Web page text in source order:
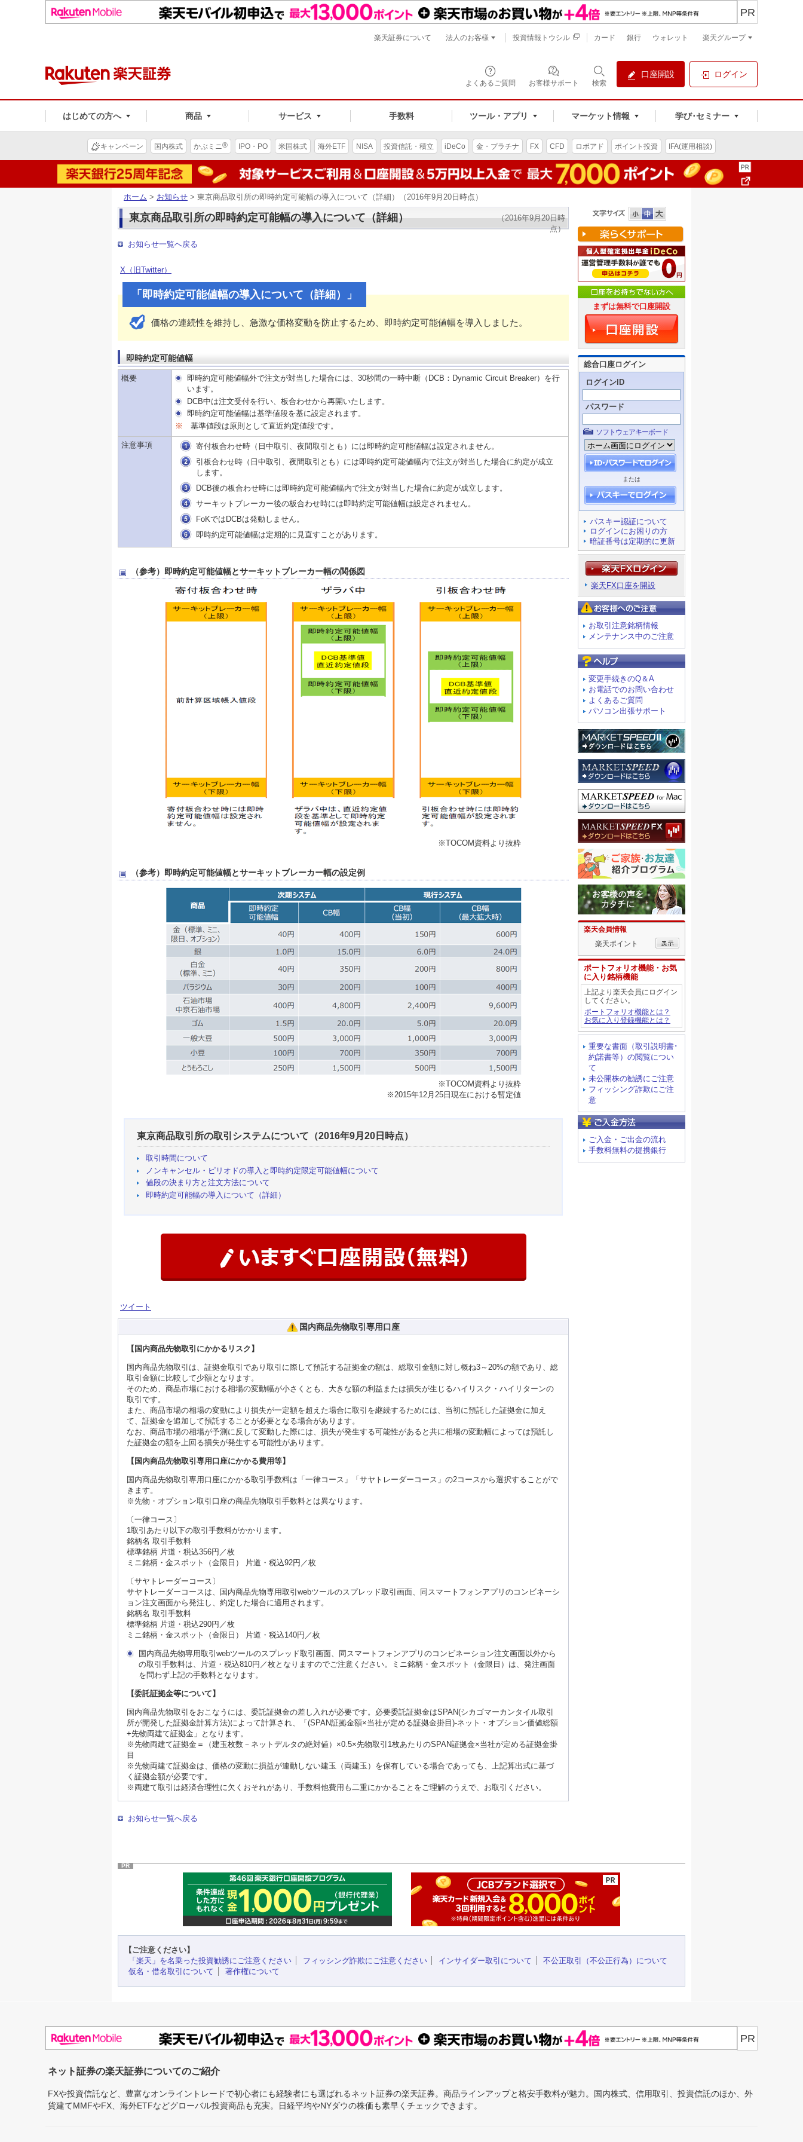
よくあるご質問 お客様サポート 検索
口座開設 ログイン
はじめての方へ 商品 サービス 手数料 ツール・アプリ マーケット情報 学び･セミナー
PR
楽天証券について 法人のお客様 投資情報トウシル カード 銀行 ウォレット 楽天グループ
キャンペーン 国内株式 かぶミニ® IPO・PO 米国株式 海外ETF NISA 投資信託・積立 iDeCo 金・プラチナ FX CFD ロボアド ポイント投資 IFA(運用相談)
ホーム > お知らせ > 東京商品取引所の即時約定可能幅の導入について（詳細）（2016年9月20日時点）
東京商品取引所の即時約定可能幅の導入について（詳細）
（2016年9月20日時
点）
お知らせ一覧へ戻る
X（旧Twitter）
「即時約定可能値幅の導入について（詳細）」
価格の連続性を維持し、急激な価格変動を防止するため、即時約定可能値幅を導入しました。
即時約定可能値幅
概要
即時約定可能値幅外で注文が対当した場合には、30秒間の一時中断（DCB：Dynamic Circuit Breaker）を行
います。
DCB中は注文受付を行い、板合わせから再開いたします。
即時約定可能値幅は基準値段を基に設定されます。
※
基準値段は原則として直近約定値段です。
注意事項
寄付板合わせ時（日中取引、夜間取引とも）には即時約定可能値幅は設定されません。
引板合わせ時（日中取引、夜間取引とも）には即時約定可能値幅内で注文が対当した場合に約定が成立
します。
DCB後の板合わせ時には即時約定可能値幅内で注文が対当した場合に約定が成立します。
サーキットブレーカー後の板合わせ時には即時約定可能値幅は設定されません。
FoKではDCBは発動しません。
即時約定可能値幅は定期的に見直すことがあります。
（参考）即時約定可能値幅とサーキットブレーカー幅の関係図
※TOCOM資料より抜粋
（参考）即時約定可能値幅とサーキットブレーカー幅の設定例
※TOCOM資料より抜粋
※2015年12月25日現在における暫定値
東京商品取引所の取引システムについて（2016年9月20日時点）
取引時間について
ノンキャンセル・ピリオドの導入と即時約定限定可能値幅について
値段の決まり方と注文方法について
即時約定可能幅の導入について（詳細）
ツイート
国内商品先物取引専用口座
【国内商品先物取引にかかるリスク】
国内商品先物取引は、証拠金取引であり取引に際して預託する証拠金の額は、総取引金額に対し概ね3～20%の額であり、総
取引金額に比較して少額となります。
そのため、商品市場における相場の変動幅が小さくとも、大きな額の利益または損失が生じるハイリスク・ハイリターンの
取引です。
また、商品市場の相場の変動により損失が一定額を超えた場合に取引を継続するためには、当初に預託した証拠金に加え
て、証拠金を追加して預託することが必要となる場合があります。
なお、商品市場の相場が予測に反して変動した際には、損失が発生する可能性があると共に相場の変動幅によっては預託し
た証拠金の額を上回る損失が発生する可能性があります。
【国内商品先物取引専用口座にかかる費用等】
国内商品先物取引専用口座にかかる取引手数料は「一律コース」「サヤトレーダーコース」の2コースから選択することがで
きます。
※先物・オプション取引口座の商品先物取引手数料とは異なります。
〔一律コース〕
1取引あたり以下の取引手数料がかかります。
銘柄名 取引手数料
標準銘柄 片道・税込356円／枚
ミニ銘柄・金スポット（金限日） 片道・税込92円／枚
〔サヤトレーダーコース〕
サヤトレーダーコースは、国内商品先物専用取引webツールのスプレッド取引画面、同スマートフォンアプリのコンビネーシ
ョン注文画面から発注し、約定した場合に適用されます。
銘柄名 取引手数料
標準銘柄 片道・税込290円／枚
ミニ銘柄・金スポット（金限日） 片道・税込140円／枚
国内商品先物専用取引webツールのスプレッド取引画面、同スマートフォンアプリのコンビネーション注文画面以外から
の取引手数料は、片道・税込810円／枚となりますのでご注意ください。ミニ銘柄・金スポット（金限日）は、発注画面
を問わず上記の手数料となります。
【委託証拠金等について】
国内商品先物取引をおこなうには、委託証拠金の差し入れが必要です。必要委託証拠金はSPAN(シカゴマーカンタイル取引
所が開発した証拠金計算方法)によって計算され、「(SPAN証拠金額×当社が定める証拠金掛目)-ネット・オプション価値総額
+先物両建て証拠金」となります。
※先物両建て証拠金＝（建玉枚数－ネットデルタの絶対値）×0.5×先物取引1枚あたりのSPAN証拠金×当社が定める証拠金掛
目
※先物両建て証拠金は、価格の変動に損益が連動しない建玉（両建玉）を保有している場合であっても、上記算出式に基づ
く証拠金額が必要です。
※両建て取引は経済合理性に欠くおそれがあり、手数料他費用も二重にかかることをご理解のうえで、お取引ください。
お知らせ一覧へ戻る
まずは無料で口座開設
総合口座ログイン
ログインID
パスワード
ソフトウェアキーボード
または
パスキー認証について
ログインにお困りの方
暗証番号は定期的に更新
楽天FX口座を開設
お取引注意銘柄情報
メンテナンス中のご注意
変更手続きのQ＆A
お電話でのお問い合わせ
よくあるご質問
パソコン出張サポート
楽天会員情報
楽天ポイント
ポートフォリオ機能・お気
に入り銘柄機能
上記より楽天会員にログイン
してください。
ポートフォリオ機能とは？
お気に入り登録機能とは？
重要な書面（取引説明書･
約諾書等）の閲覧につい
て
未公開株の勧誘にご注意
フィッシング詐欺にご注
意
ご入金・ご出金の流れ
手数料無料の提携銀行
PR
【ご注意ください】
「楽天」を名乗った投資勧誘にご注意ください
フィッシング詐欺にご注意ください インサイダー取引について
不公正取引（不公正行為）について
仮名・借名取引について
著作権について
PR
ネット証券の楽天証券についてのご紹介
FXや投資信託など、豊富なオンライントレードで初心者にも経験者にも選ばれるネット証券の楽天証券。商品ラインアップと格安手数料が魅力。国内株式、信用取引、投資信託のほか、外
貨建てMMFやFX、海外ETFなどグローバル投資商品も充実。日経平均やNYダウの株価も素早くチェックできます。